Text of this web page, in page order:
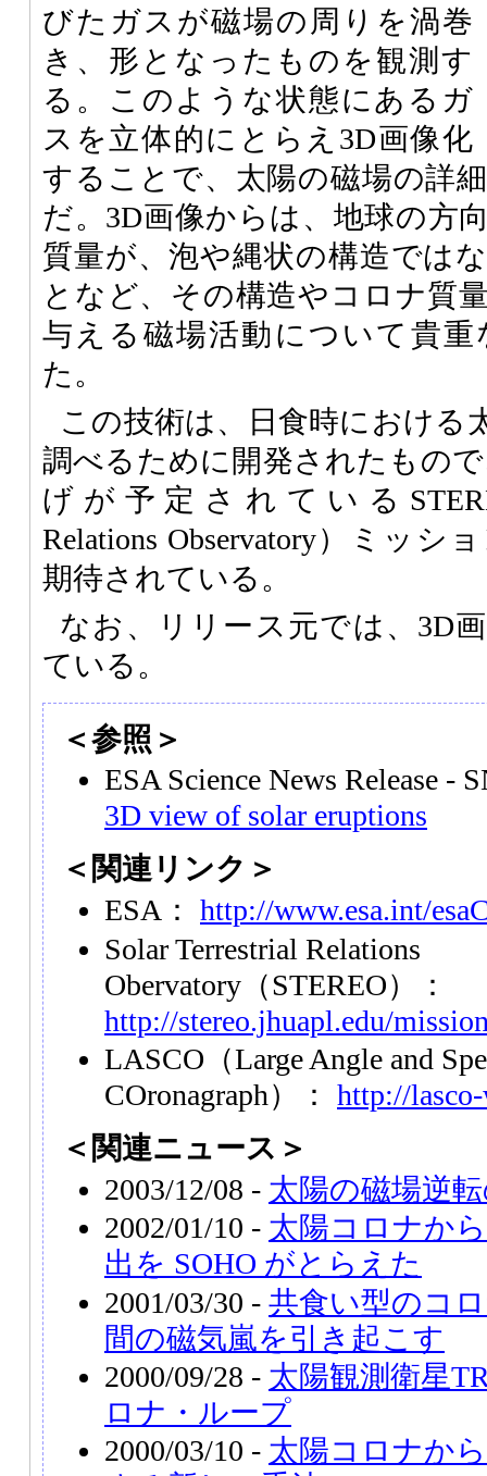
びたガスが磁場の周りを渦巻
き、形となったものを観測す
る。このような状態にあるガ
スを立体的にとらえ3D画像化
することで、太陽の磁場の詳
だ。3D画像からは、地球の方
質量が、泡や縄状の構造では
となど、その構造やコロナ質
与える磁場活動について貴
た。
この技術は、日食時における
調べるために開発されたもの
げが予定されている
Relations Observatory）ミッシ
期待されている。
なお、リリース元では、3D
ている。
＜参照＞
ESA Science News Release -
3D view of solar eruptions
＜関連リンク＞
ESA： http://www.esa.int/
Solar Terrestrial Relations
Obervatory（STEREO）：
http://stereo.jhuapl.edu/
LASCO（Large Angle and
COronagraph）： http://
＜関連ニュース＞
2003/12/08 - 太陽の磁場逆
2002/01/10 - 太陽コロナか
出を SOHO がとらえた
2001/03/30 - 共食い型のコ
間の磁気嵐を引き起こす
2000/09/28 - 太陽観測衛星
ロナ・ループ
2000/03/10 - 太陽コロナか